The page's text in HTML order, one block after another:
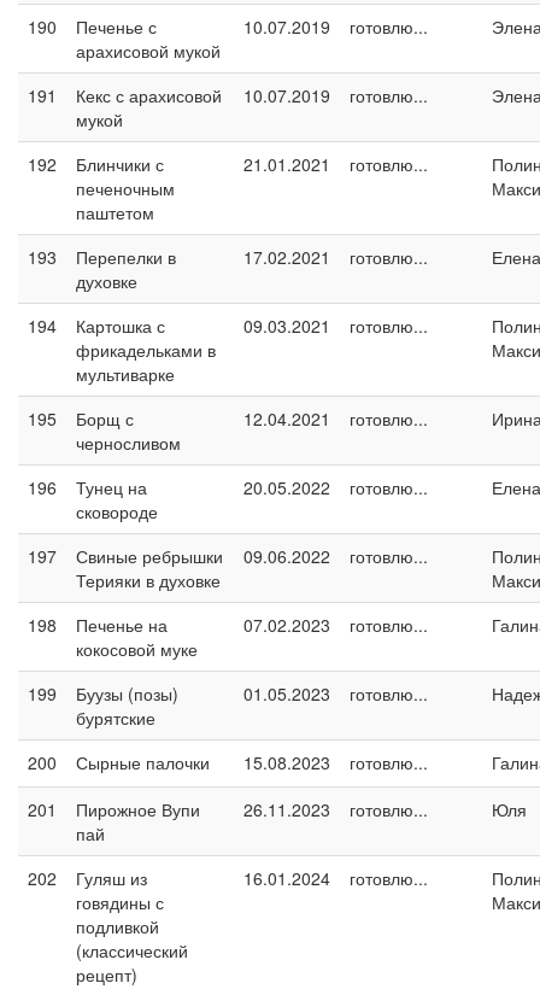
190
Печенье с
арахисовой мукой
10.07.2019 готовлю...
191
Кекс с арахисовой
мукой
10.07.2019 готовлю...
192
Блинчики с
печеночным
паштетом
21.01.2021 готовлю...
193
Перепелки в
духовке
17.02.2021 готовлю...
194
Картошка с
фрикадельками в
мультиварке
09.03.2021 готовлю...
195
Борщ с
черносливом
12.04.2021 готовлю...
196
Тунец на
сковороде
20.05.2022 готовлю...
197
Свиные ребрышки
Терияки в духовке
09.06.2022 готовлю...
198
Печенье на
кокосовой муке
07.02.2023 готовлю...
199
Буузы (позы)
бурятские
01.05.2023 готовлю...
200 Сырные палочки 15.08.2023 готовлю...
201
Пирожное Вупи
пай
26.11.2023 готовлю... Юля
202
Гуляш из
говядины с
подливкой
(классический
рецепт)
16.01.2024 готовлю...